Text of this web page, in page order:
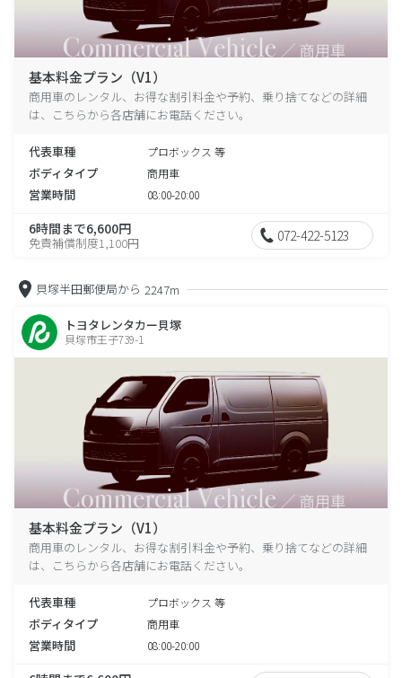
基本料金プラン（V1）
商用車のレンタル、お得な割引料金や予約、乗り捨てなどの詳細
は、こちらから各店舗にお電話ください。
代表車種 プロボックス 等
ボディタイプ 商用車
営業時間 08:00-20:00
6時間まで6,600円
免責補償制度1,100円 072-422-5123
貝塚半田郵便局から 2247m
トヨタレンタカー貝塚
貝塚市王子739-1
基本料金プラン（V1）
商用車のレンタル、お得な割引料金や予約、乗り捨てなどの詳細
は、こちらから各店舗にお電話ください。
代表車種 プロボックス 等
ボディタイプ 商用車
営業時間 08:00-20:00